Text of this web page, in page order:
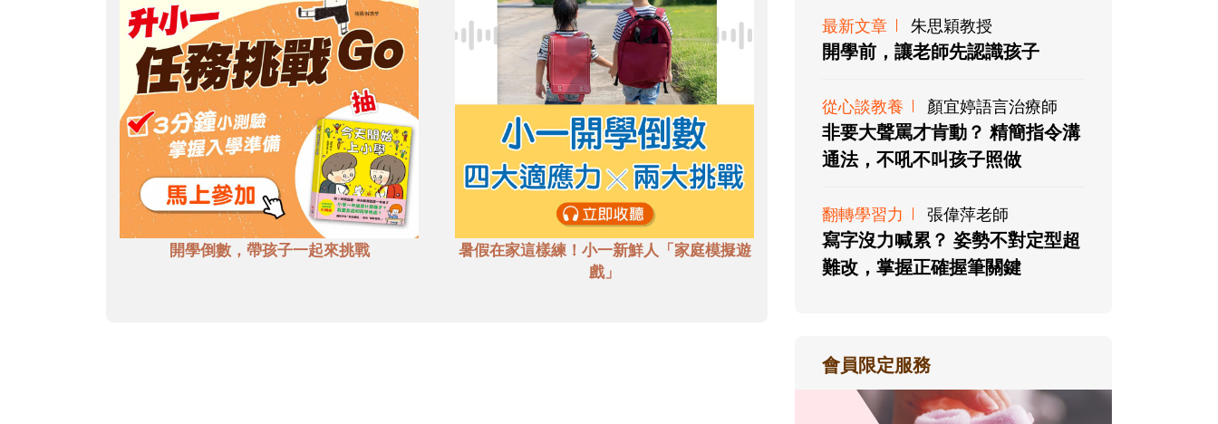
開學倒數，帶孩子一起來挑戰
暑假在家這樣練！小一新鮮人「家庭模擬遊
戲」
最新文章 朱思穎教授
開學前，讓老師先認識孩子
從心談教養 顏宜婷語言治療師
非要大聲罵才肯動？ 精簡指令溝
通法，不吼不叫孩子照做
翻轉學習力 張偉萍老師
寫字沒力喊累？ 姿勢不對定型超
難改，掌握正確握筆關鍵
會員限定服務